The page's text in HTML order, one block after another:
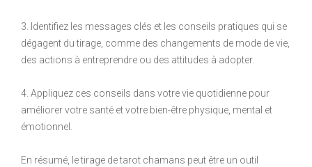
3. Identifiez les messages clés et les conseils pratiques qui se
dégagent du tirage, comme des changements de mode de vie,
des actions à entreprendre ou des attitudes à adopter.
4. Appliquez ces conseils dans votre vie quotidienne pour
améliorer votre santé et votre bien-être physique, mental et
émotionnel.
En résumé, le tirage de tarot chamans peut être un outil